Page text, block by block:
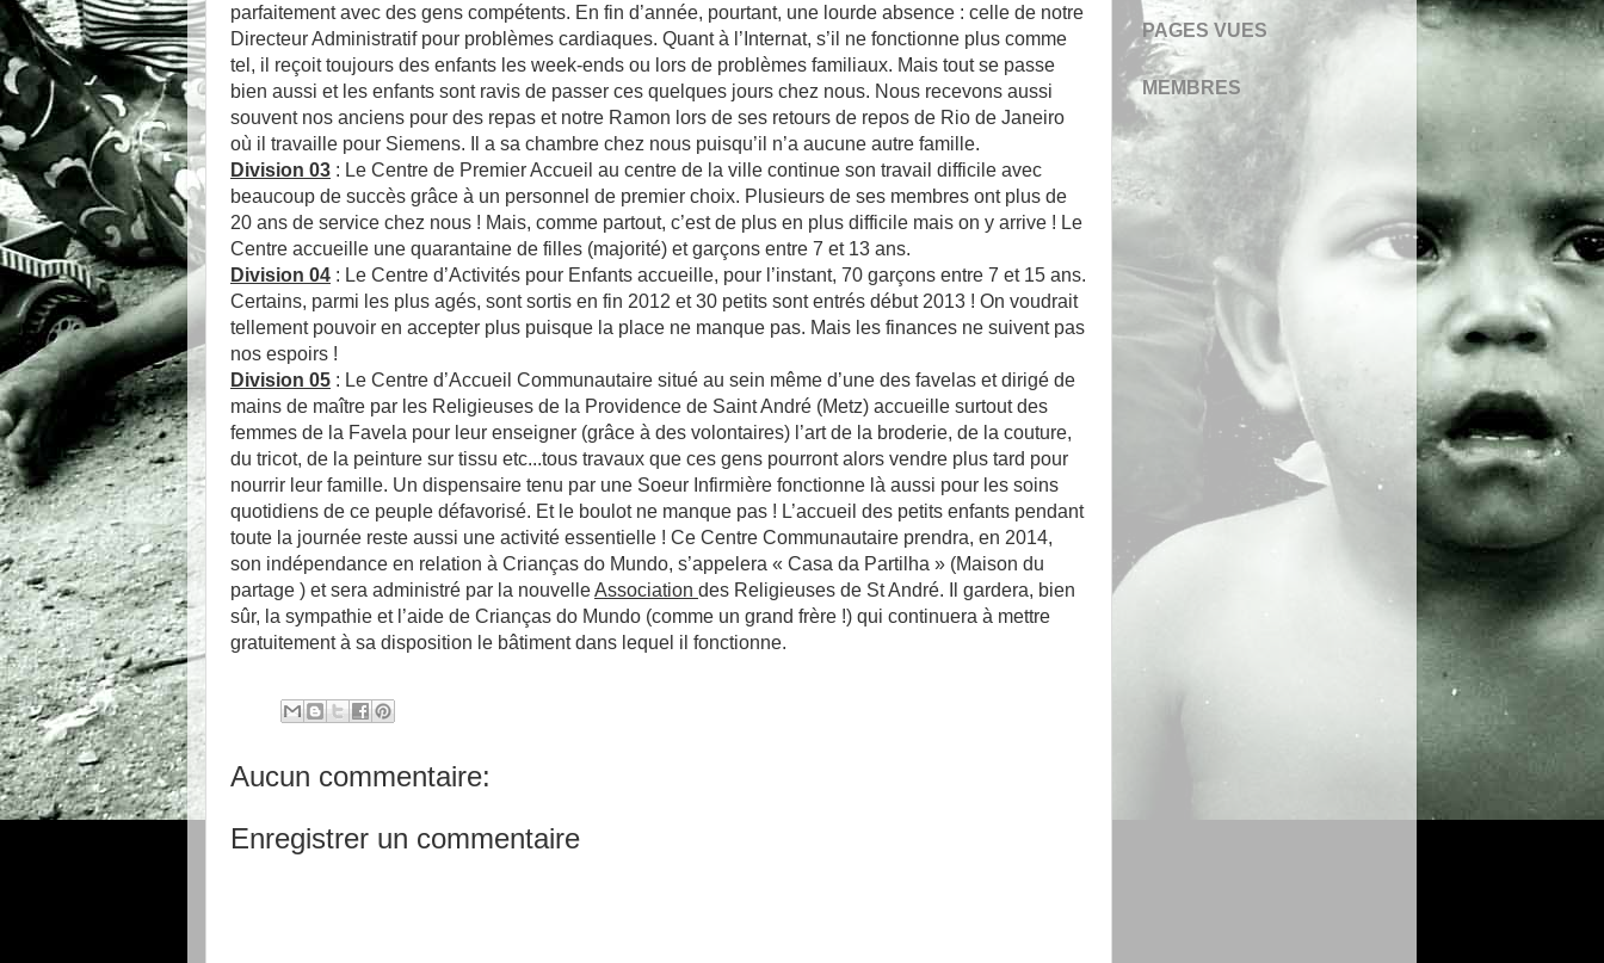
parfaitement avec des gens compétents. En fin d’année, pourtant, une lourde absence : celle de notre
Directeur Administratif pour problèmes cardiaques. Quant à l’Internat, s’il ne fonctionne plus comme
tel, il reçoit toujours des enfants les week-ends ou lors de problèmes familiaux. Mais tout se passe
bien aussi et les enfants sont ravis de passer ces quelques jours chez nous. Nous recevons aussi
souvent nos anciens pour des repas et notre Ramon lors de ses retours de repos de Rio de Janeiro
où il travaille pour Siemens. Il a sa chambre chez nous puisqu’il n’a aucune autre famille.
Division 03 : Le Centre de Premier Accueil au centre de la ville continue son travail difficile avec
beaucoup de succès grâce à un personnel de premier choix. Plusieurs de ses membres ont plus de
20 ans de service chez nous ! Mais, comme partout, c’est de plus en plus difficile mais on y arrive ! Le
Centre accueille une quarantaine de filles (majorité) et garçons entre 7 et 13 ans.
Division 04 : Le Centre d’Activités pour Enfants accueille, pour l’instant, 70 garçons entre 7 et 15 ans.
Certains, parmi les plus agés, sont sortis en fin 2012 et 30 petits sont entrés début 2013 ! On voudrait
tellement pouvoir en accepter plus puisque la place ne manque pas. Mais les finances ne suivent pas
nos espoirs !
Division 05 : Le Centre d’Accueil Communautaire situé au sein même d’une des favelas et dirigé de
mains de maître par les Religieuses de la Providence de Saint André (Metz) accueille surtout des
femmes de la Favela pour leur enseigner (grâce à des volontaires) l’art de la broderie, de la couture,
du tricot, de la peinture sur tissu etc...tous travaux que ces gens pourront alors vendre plus tard pour
nourrir leur famille. Un dispensaire tenu par une Soeur Infirmière fonctionne là aussi pour les soins
quotidiens de ce peuple défavorisé. Et le boulot ne manque pas ! L’accueil des petits enfants pendant
toute la journée reste aussi une activité essentielle ! Ce Centre Communautaire prendra, en 2014,
son indépendance en relation à Crianças do Mundo, s’appelera « Casa da Partilha » (Maison du
partage ) et sera administré par la nouvelleAssociation des Religieuses de St André. Il gardera, bien
sûr, la sympathie et l’aide de Crianças do Mundo (comme un grand frère !) qui continuera à mettre
gratuitement à sa disposition le bâtiment dans lequel il fonctionne.
Aucun commentaire:
Enregistrer un commentaire
PAGES VUES
MEMBRES